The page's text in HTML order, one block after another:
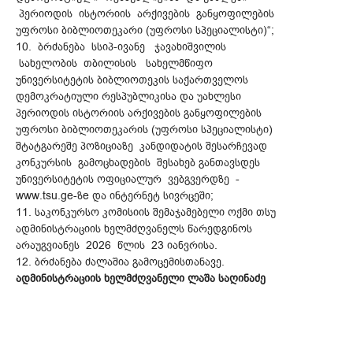
პერიოდის ისტორიის არქივების განყოფილების
უფროსი ბიბლიოთეკარი (უფროსი სპეციალისტი)“;
10. ბრძანება სსიპ-ივანე ჯავახიშვილის
სახელობის თბილისის სახელმწიფო
უნივერსიტეტის ბიბლიოთეკის საქართველოს
დემოკრატიული რესპუბლიკისა და უახლესი
პერიოდის ისტორიის არქივების განყოფილების
უფროსი ბიბლიოთეკარის (უფროსი სპეციალისტი)
შტატგარეშე პოზიციაზე კანდიდატის შესარჩევად
კონკურსის გამოცხადების შესახებ განთავსდეს
უნივერსიტეტის ოფიციალურ ვებგვერდზე -
www.tsu.ge-ზe და ინტერნეტ სივრცეში;
11. საკონკურსო კომისიის შემაჯამებელი ოქმი თსუ
ადმინისტრაციის ხელმძღვანელს წარედგინოს
არაუგვიანეს 2026 წლის 23 იანვრისა.
12. ბრძანება ძალაშია გამოცემისთანავე.
ადმინისტრაციის ხელმძღვანელი ლაშა საღინაძე